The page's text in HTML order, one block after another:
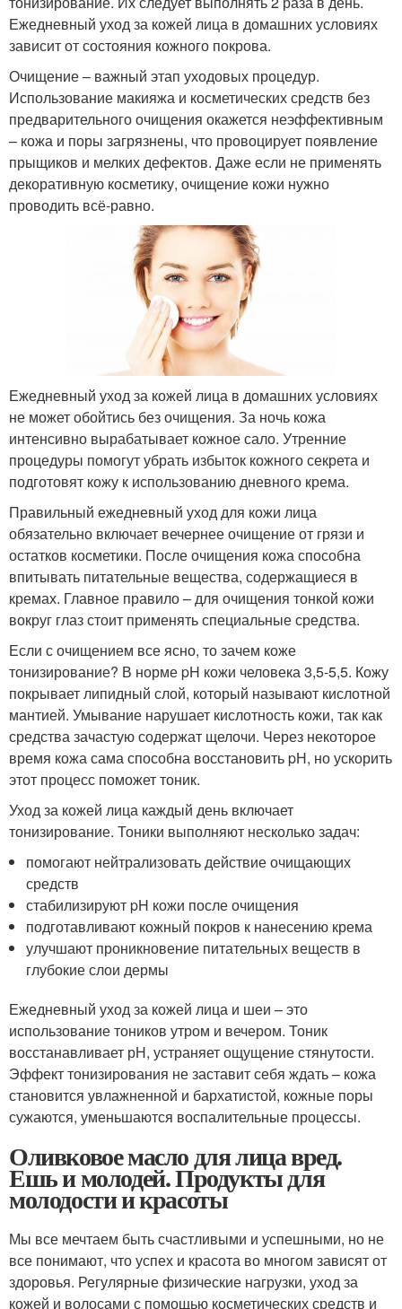
Ежедневный уход за кожей лица в домашних условиях
зависит от состояния кожного покрова.
Очищение – важный этап уходовых процедур.
Использование макияжа и косметических средств без
предварительного очищения окажется неэффективным
– кожа и поры загрязнены, что провоцирует появление
прыщиков и мелких дефектов. Даже если не применять
декоративную косметику, очищение кожи нужно
проводить всё-равно.
Ежедневный уход за кожей лица в домашних условиях
не может обойтись без очищения. За ночь кожа
интенсивно вырабатывает кожное сало. Утренние
процедуры помогут убрать избыток кожного секрета и
подготовят кожу к использованию дневного крема.
Правильный ежедневный уход для кожи лица
обязательно включает вечернее очищение от грязи и
остатков косметики. После очищения кожа способна
впитывать питательные вещества, содержащиеся в
кремах. Главное правило – для очищения тонкой кожи
вокруг глаз стоит применять специальные средства.
Если с очищением все ясно, то зачем коже
тонизирование? В норме pH кожи человека 3,5-5,5. Кожу
покрывает липидный слой, который называют кислотной
мантией. Умывание нарушает кислотность кожи, так как
средства зачастую содержат щелочи. Через некоторое
время кожа сама способна восстановить pН, но ускорить
этот процесс поможет тоник.
Уход за кожей лица каждый день включает
тонизирование. Тоники выполняют несколько задач:
помогают нейтрализовать действие очищающих
средств
стабилизируют pH кожи после очищения
подготавливают кожный покров к нанесению крема
улучшают проникновение питательных веществ в
глубокие слои дермы
Ежедневный уход за кожей лица и шеи – это
использование тоников утром и вечером. Тоник
восстанавливает рН, устраняет ощущение стянутости.
Эффект тонизирования не заставит себя ждать – кожа
становится увлажненной и бархатистой, кожные поры
сужаются, уменьшаются воспалительные процессы.
Оливковое масло для лица вред.
Ешь и молодей. Продукты для
молодости и красоты
Мы все мечтаем быть счастливыми и успешными, но не
все понимают, что успех и красота во многом зависят от
здоровья. Регулярные физические нагрузки, уход за
кожей и волосами с помощью косметических средств и